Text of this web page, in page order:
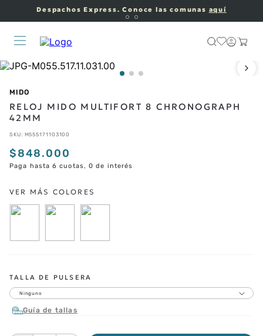
Despachos Express. Conoce las comunasaquí
MIDO
RELOJ MIDO MULTIFORT 8 CHRONOGRAPH
42MM
SKU: M555171103100
$848.000
Paga hasta 6 cuotas, 0 de interés
TALLA DE PULSERA
Ninguno
Guía de tallas